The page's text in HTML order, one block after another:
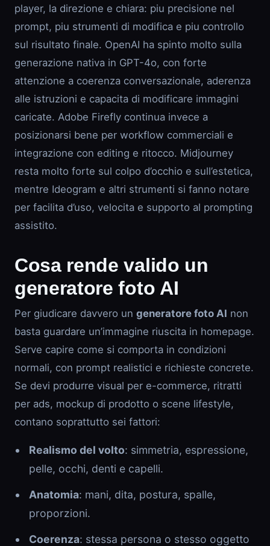
player, la direzione e chiara: piu precisione nel
prompt, piu strumenti di modifica e piu controllo
sul risultato finale. OpenAI ha spinto molto sulla
generazione nativa in GPT-4o, con forte
attenzione a coerenza conversazionale, aderenza
alle istruzioni e capacita di modificare immagini
caricate. Adobe Firefly continua invece a
posizionarsi bene per workflow commerciali e
integrazione con editing e ritocco. Midjourney
resta molto forte sul colpo d’occhio e sull’estetica,
mentre Ideogram e altri strumenti si fanno notare
per facilita d’uso, velocita e supporto al prompting
assistito.
Cosa rende valido un
generatore foto AI
Per giudicare davvero un generatore foto AI non
basta guardare un’immagine riuscita in homepage.
Serve capire come si comporta in condizioni
normali, con prompt realistici e richieste concrete.
Se devi produrre visual per e-commerce, ritratti
per ads, mockup di prodotto o scene lifestyle,
contano soprattutto sei fattori:
Realismo del volto: simmetria, espressione,
pelle, occhi, denti e capelli.
Anatomia: mani, dita, postura, spalle,
proporzioni.
Coerenza: stessa persona o stesso oggetto